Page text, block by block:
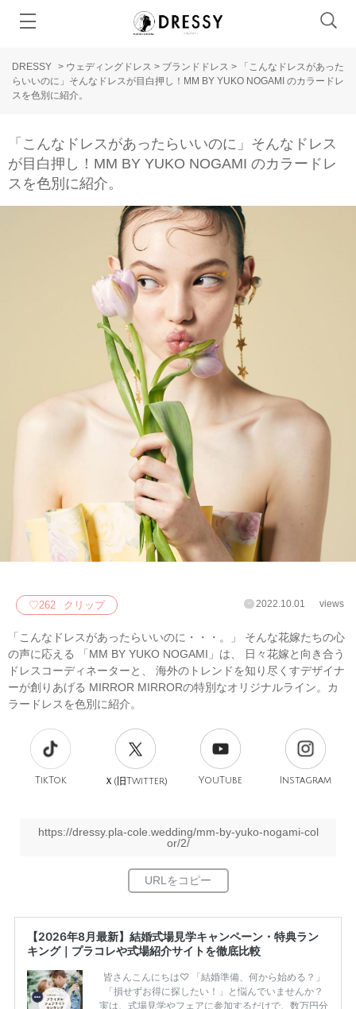
DRESSY > ウェディングドレス > ブランドドレス >
「こんなドレスがあった
らいいのに」そんなドレスが目白押し！MM BY YUKO NOGAMI のカラードレ
スを色別に紹介。
「こんなドレスがあったらいいのに」そんなドレス
が目白押し！MM BY YUKO NOGAMI のカラードレ
スを色別に紹介。
♡262 クリップ 2022.10.01 views
「こんなドレスがあったらいいのに・・・。」 そんな花嫁たちの心
の声に応える 「MM BY YUKO NOGAMI」は、 日々花嫁と向き合う
ドレスコーディネーターと、 海外のトレンドを知り尽くすデザイナ
ーが創りあげる MIRROR MIRRORの特別なオリジナルライン。カ
ラードレスを色別に紹介。
TikTok Ｘ(旧Twitter) YouTube Instagram
https://dressy.pla-cole.wedding/mm-by-yuko-nogami-col
or/2/
【2026年8月最新】結婚式場見学キャンペーン・特典ラン
キング｜プラコレや式場紹介サイトを徹底比較
皆さんこんにちは♡ 「結婚準備、何から始める？」
「損せずお得に探したい！」と悩んでいませんか？
実は、式場見学やフェアに参加するだけで、数万円分